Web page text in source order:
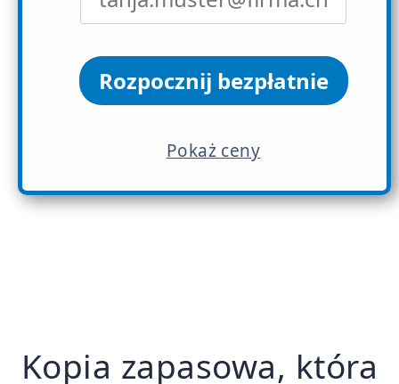
Rozpocznij bezpłatnie
Pokaż ceny
Kopia zapasowa, która